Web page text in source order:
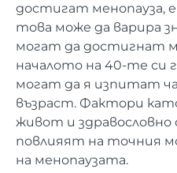
достигат менопауза, е
това може да варира
могат да достигнат
началото на 40-те си
могат да я изпитат
възраст. Фактори
живот и
повлияят на точния
на менопаузата.